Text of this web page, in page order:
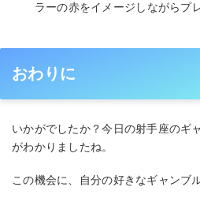
ラーの赤をイメージしながらプ
おわりに
いかがでしたか？今日の射手座のギ
がわかりましたね。
この機会に、自分の好きなギャンブ